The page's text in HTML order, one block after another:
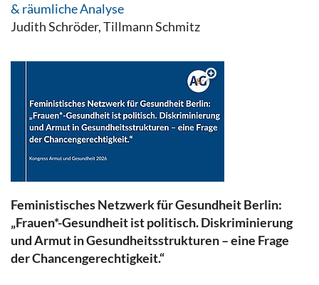
& räumliche Analyse
Judith Schröder, Tillmann Schmitz
Feministisches Netzwerk für Gesundheit Berlin:
„Frauen*-Gesundheit ist politisch. Diskriminierung
und Armut in Gesundheitsstrukturen – eine Frage
der Chancengerechtigkeit.“